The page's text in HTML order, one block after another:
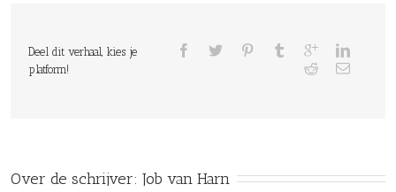
Deel dit verhaal, kies je
platform!
Over de schrijver: Job van Harn